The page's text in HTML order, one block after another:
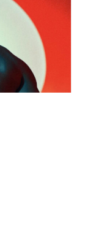
reservados.